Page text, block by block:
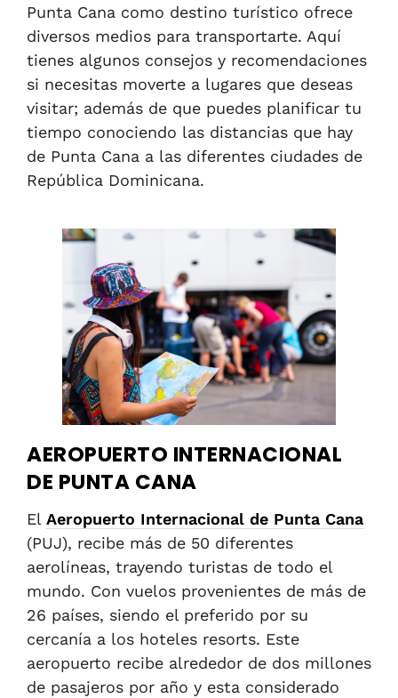
Punta Cana como destino turístico ofrece
diversos medios para transportarte. Aquí
tienes algunos consejos y recomendaciones
si necesitas moverte a lugares que deseas
visitar; además de que puedes planificar tu
tiempo conociendo las distancias que hay
de Punta Cana a las diferentes ciudades de
República Dominicana.
AEROPUERTO INTERNACIONAL
DE PUNTA CANA
El Aeropuerto Internacional de Punta Cana
(PUJ), recibe más de 50 diferentes
aerolíneas, trayendo turistas de todo el
mundo. Con vuelos provenientes de más de
26 países, siendo el preferido por su
cercanía a los hoteles resorts. Este
aeropuerto recibe alrededor de dos millones
de pasajeros por año y esta considerado